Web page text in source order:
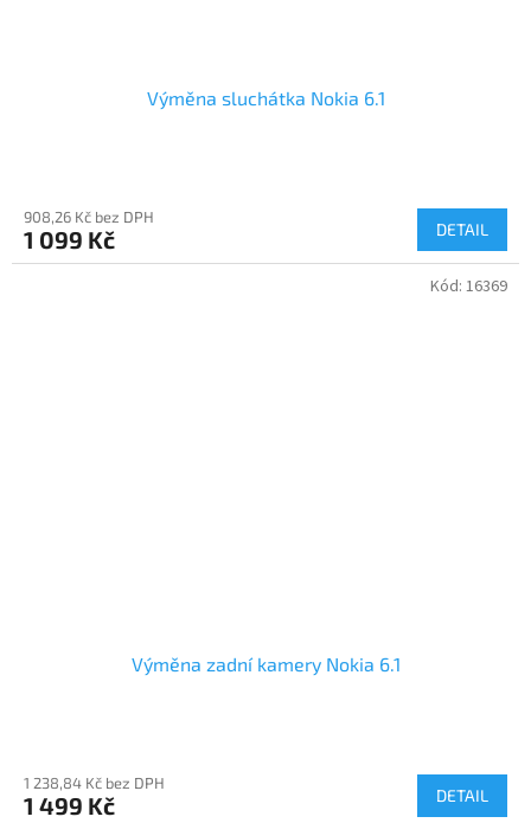
Výměna sluchátka Nokia 6.1
908,26 Kč bez DPH
1 099 Kč DETAIL
Výměna zadní kamery Nokia 6.1
1 238,84 Kč bez DPH
1 499 Kč DETAIL
Kód: 16369